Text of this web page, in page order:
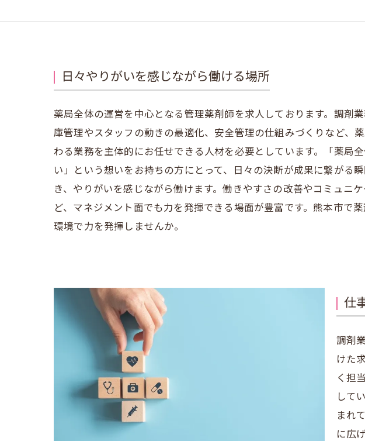
日々やりがいを感じながら働ける場所
薬局全体の運営を中心となる管理薬剤師を求人しております。調剤
庫管理やスタッフの動きの最適化、安全管理の仕組みづくりなど、
わる業務を主体的にお任せできる人材を必要としています。「薬局
い」という想いをお持ちの方にとって、日々の決断が成果に繋がる
き、やりがいを感じながら働けます。働きやすさの改善やコミュニ
ど、マネジメント面でも力を発揮できる場面が豊富です。熊本市で
環境で力を発揮しませんか。
仕
調剤
けた
く担
して
まれ
に広